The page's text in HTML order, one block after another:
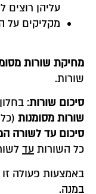
עליהן
מקליקים על
מחיקת שורות
שורות.
סיכום שורות:
שורות מסומנות
סיכום עד לשורה
כל השורות עד
באמצעות פעולה זו
במנה.